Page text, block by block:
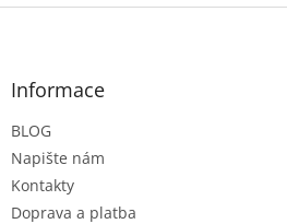
Z
Informace
BLOG
Napište nám
Kontakty
Doprava a platba